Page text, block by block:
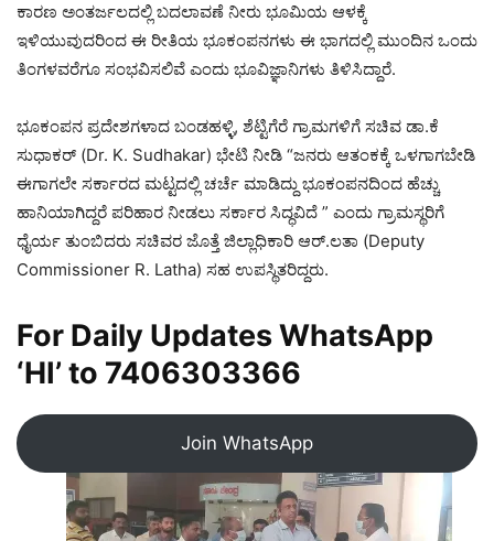
ಕಾರಣ ಅಂತರ್ಜಲದಲ್ಲಿ ಬದಲಾವಣೆ ನೀರು ಭೂಮಿಯ ಆಳಕ್ಕೆ
ಇಳಿಯುವುದರಿಂದ ಈ ರೀತಿಯ ಭೂಕಂಪನಗಳು ಈ ಭಾಗದಲ್ಲಿ ಮುಂದಿನ ಒಂದು
ತಿಂಗಳವರೆಗೂ ಸಂಭವಿಸಲಿವೆ ಎಂದು ಭೂವಿಜ್ಞಾನಿಗಳು ತಿಳಿಸಿದ್ದಾರೆ.
ಭೂಕಂಪನ ಪ್ರದೇಶಗಳಾದ ಬಂಡಹಳ್ಳಿ, ಶೆಟ್ಟಿಗೆರೆ ಗ್ರಾಮಗಳಿಗೆ ಸಚಿವ ಡಾ.ಕೆ
ಸುಧಾಕರ್ (Dr. K. Sudhakar) ಭೇಟಿ ನೀಡಿ “ಜನರು ಆತಂಕಕ್ಕೆ ಒಳಗಾಗಬೇಡಿ
ಈಗಾಗಲೇ ಸರ್ಕಾರದ ಮಟ್ಟದಲ್ಲಿ ಚರ್ಚೆ ಮಾಡಿದ್ದು ಭೂಕಂಪನದಿಂದ ಹೆಚ್ಚು
ಹಾನಿಯಾಗಿದ್ದರೆ ಪರಿಹಾರ ನೀಡಲು ಸರ್ಕಾರ ಸಿದ್ಧವಿದೆ ” ಎಂದು ಗ್ರಾಮಸ್ಥರಿಗೆ
ಧೈರ್ಯ ತುಂಬಿದರು ಸಚಿವರ ಜೊತ್ತೆ ಜಿಲ್ಲಾಧಿಕಾರಿ ಆರ್.ಲತಾ (Deputy
Commissioner R. Latha) ಸಹ ಉಪಸ್ಥಿತರಿದ್ದರು.
For Daily Updates WhatsApp
‘HI’ to 7406303366
Join WhatsApp